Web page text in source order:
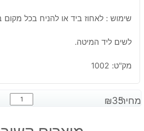
שימוש : לאחוז ביד או להניח בכל מקום
לשים ליד המיטה.
מק"ט: 1002
מחיר: ₪35
כמות
של